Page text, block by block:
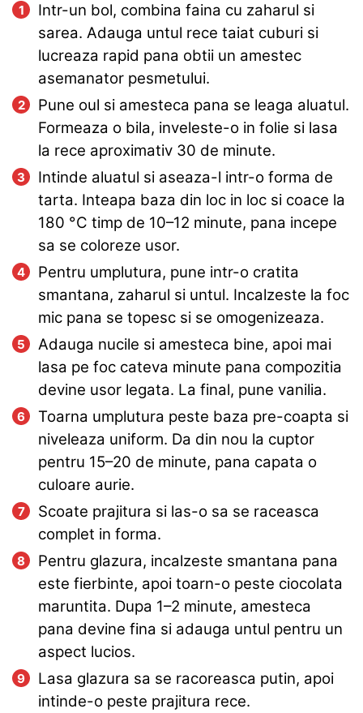
Intr-un bol, combina faina cu zaharul si
sarea. Adauga untul rece taiat cuburi si
lucreaza rapid pana obtii un amestec
asemanator pesmetului.
Pune oul si amesteca pana se leaga aluatul.
Formeaza o bila, inveleste-o in folie si lasa
la rece aproximativ 30 de minute.
Intinde aluatul si aseaza-l intr-o forma de
tarta. Inteapa baza din loc in loc si coace la
180 °C timp de 10–12 minute, pana incepe
sa se coloreze usor.
Pentru umplutura, pune intr-o cratita
smantana, zaharul si untul. Incalzeste la foc
mic pana se topesc si se omogenizeaza.
Adauga nucile si amesteca bine, apoi mai
lasa pe foc cateva minute pana compozitia
devine usor legata. La final, pune vanilia.
Toarna umplutura peste baza pre-coapta si
niveleaza uniform. Da din nou la cuptor
pentru 15–20 de minute, pana capata o
culoare aurie.
Scoate prajitura si las-o sa se raceasca
complet in forma.
Pentru glazura, incalzeste smantana pana
este fierbinte, apoi toarn-o peste ciocolata
maruntita. Dupa 1–2 minute, amesteca
pana devine fina si adauga untul pentru un
aspect lucios.
Lasa glazura sa se racoreasca putin, apoi
intinde-o peste prajitura rece.